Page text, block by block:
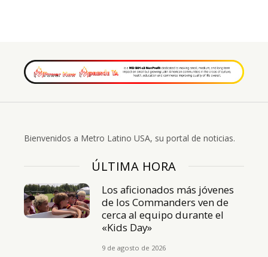
Bienvenidos a Metro Latino USA, su portal de noticias.
ÚLTIMA HORA
Los aficionados más jóvenes
de los Commanders ven de
cerca al equipo durante el
«Kids Day»
9 de agosto de 2026